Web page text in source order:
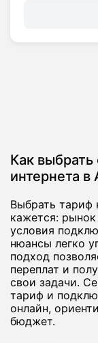
Как
интернета в
Выбрать тариф
кажется:
условия
нюансы легко
подход
переплат и
свои задачи.
тариф и
онлайн,
бюджет.